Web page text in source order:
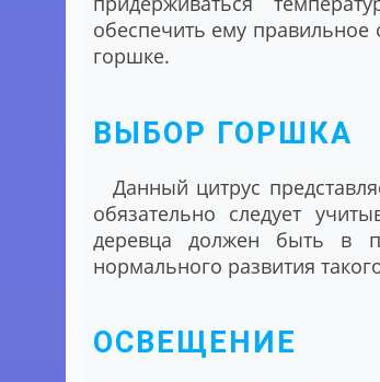
обеспечить ему
горшке.
ВЫБОР ГОРШКА
Данный цитрус
обязательно следует
деревца должен быть в
нормального развития
ОСВЕЩЕНИЕ